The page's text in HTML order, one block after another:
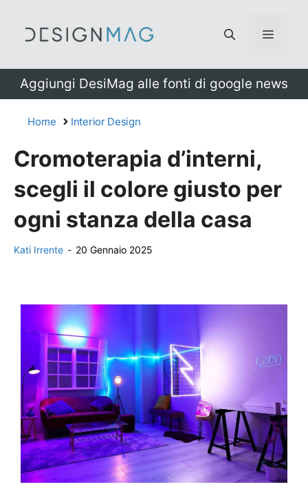
Menu
Aggiungi DesiMag alle fonti di google news
Home Interior Design
Cromoterapia d’interni,
scegli il colore giusto per
ogni stanza della casa
Kati Irrente - 20 Gennaio 2025